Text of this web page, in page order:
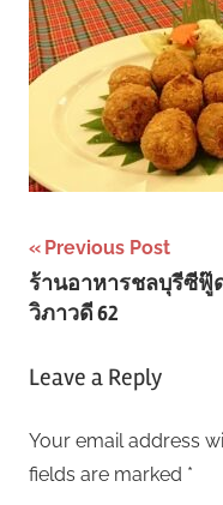
Post
navigation
Previous Post
ร้านอาหารชลบุรีซีฟู๊
วิภาวดี 62
Leave a Reply
Your email address
fields are marked *